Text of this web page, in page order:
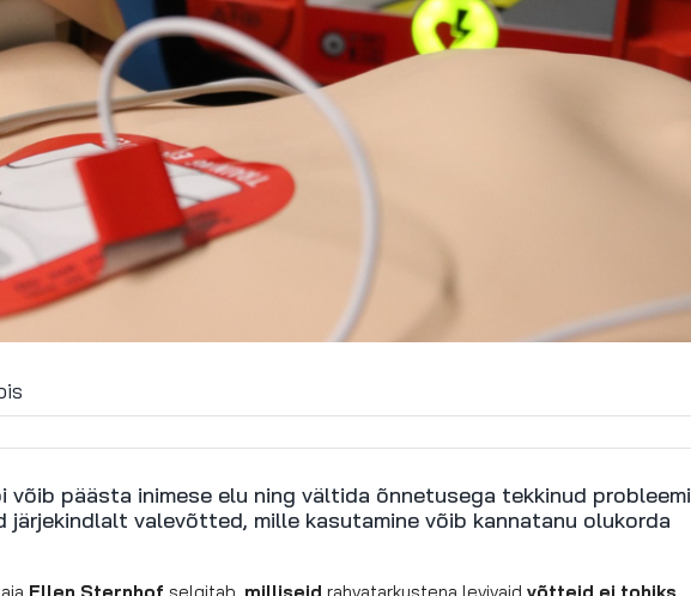
võib päästa inimese elu ning vältida õnnetusega tekkinud probleemi
järjekindlalt valevõtted, mille kasutamine võib kannatanu olukorda